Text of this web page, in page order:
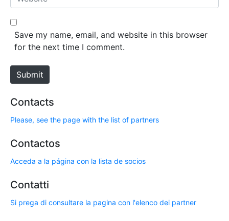
*
e
b
e
Save my name, email, and website in this browser
for the next time I comment.
Submit
Contacts
Please, see the page with the list of partners
Contactos
Acceda a la página con la lista de socios
Contatti
Si prega di consultare la pagina con l'elenco dei partner